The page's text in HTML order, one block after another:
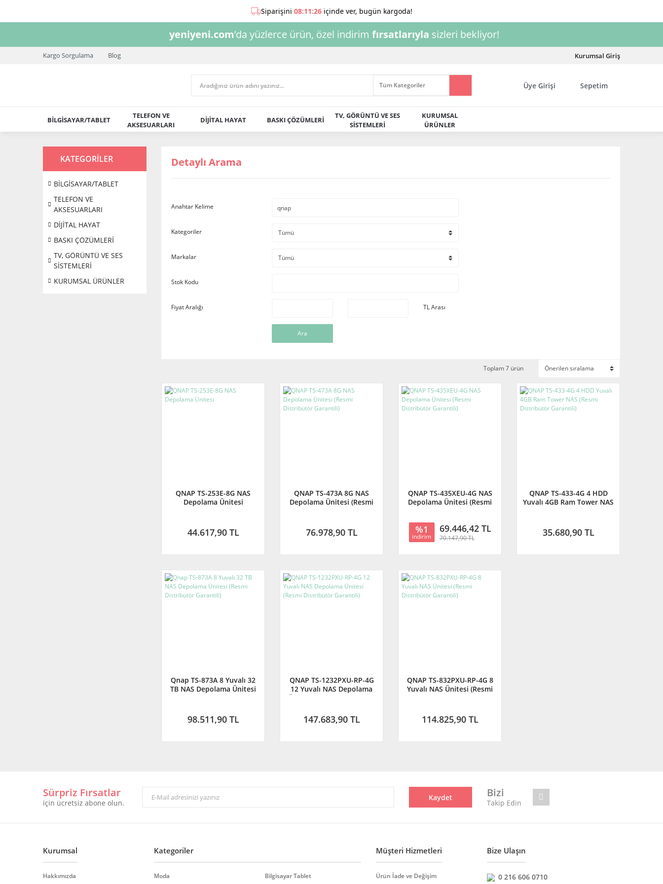
yeniyeni.com’da yüzlerce ürün, özel indirim fırsatlarıyla sizleri bekliyor!
Kargo Sorgulama Blog Kurumsal Giriş
Üye Girişi Sepetim
BİLGİSAYAR/TABLET
TELEFON VE
AKSESUARLARI
DİJİTAL HAYAT BASKI ÇÖZÜMLERİ
TV, GÖRÜNTÜ VE SES
SİSTEMLERİ
KURUMSAL
ÜRÜNLER
KATEGORİLER
BİLGİSAYAR/TABLET
TELEFON VE
AKSESUARLARI
DİJİTAL HAYAT
BASKI ÇÖZÜMLERİ
TV, GÖRÜNTÜ VE SES
SİSTEMLERİ
KURUMSAL ÜRÜNLER
Detaylı Arama
Anahtar Kelime
Kategoriler
Markalar
Stok Kodu
Fiyat Aralığı TL Arası
Ara
Toplam 7 ürün
QNAP TS-253E-8G NAS
Depolama Ünitesi
44.617,90 TL
QNAP TS-473A 8G NAS
Depolama Ünitesi (Resmi
76.978,90 TL
QNAP TS-435XEU-4G NAS
Depolama Ünitesi (Resmi
%1
indirim
69.446,42 TL
70.147,90 TL
QNAP TS-433-4G 4 HDD
Yuvalı 4GB Ram Tower NAS
35.680,90 TL
Qnap TS-873A 8 Yuvalı 32
TB NAS Depolama Ünitesi
98.511,90 TL
QNAP TS-1232PXU-RP-4G
12 Yuvalı NAS Depolama
Ünitesi (Resmi Distribütör
147.683,90 TL
QNAP TS-832PXU-RP-4G 8
Yuvalı NAS Ünitesi (Resmi
114.825,90 TL
Sürpriz Fırsatlar
için ücretsiz abone olun.
Kaydet Bizi
Takip Edin
Kurumsal
Hakkımızda
Kategoriler
Moda Bilgisayar Tablet
Müşteri Hizmetleri
Ürün İade ve Değişim
Bize Ulaşın
0 216 606 0710